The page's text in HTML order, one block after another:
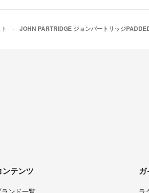
JOHN PARTRIDGE ジョンパートリッジ
ンテンツ ガ